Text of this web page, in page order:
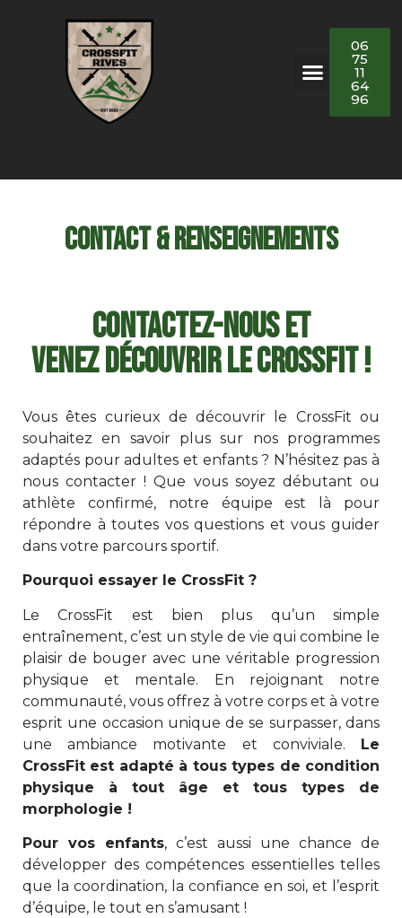
06
75
11
64
96
Contact & renseignements
Contactez-Nous et
Venez Découvrir le CrossFit !
Vous êtes curieux de découvrir le CrossFit ou
souhaitez en savoir plus sur nos programmes
adaptés pour adultes et enfants ? N’hésitez pas à
nous contacter ! Que vous soyez débutant ou
athlète confirmé, notre équipe est là pour
répondre à toutes vos questions et vous guider
dans votre parcours sportif.
Pourquoi essayer le CrossFit ?
Le CrossFit est bien plus qu’un simple
entraînement, c’est un style de vie qui combine le
plaisir de bouger avec une véritable progression
physique et mentale. En rejoignant notre
communauté, vous offrez à votre corps et à votre
esprit une occasion unique de se surpasser, dans
une ambiance motivante et conviviale. Le
CrossFit est adapté à tous types de condition
physique à tout âge et tous types de
morphologie !
Pour vos enfants, c’est aussi une chance de
développer des compétences essentielles telles
que la coordination, la confiance en soi, et l’esprit
d’équipe, le tout en s’amusant !